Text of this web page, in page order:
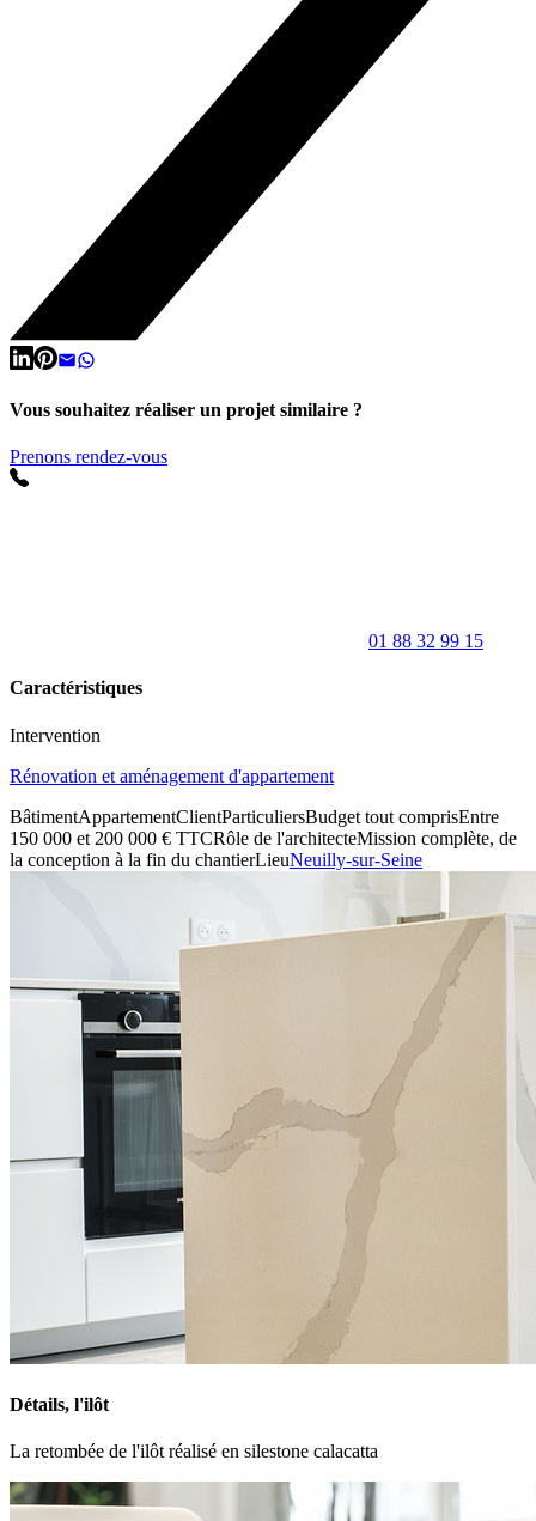
Vous souhaitez réaliser un projet similaire ?
Prenons rendez-vous
01 88 32 99 15
Caractéristiques
Intervention
Rénovation et aménagement d'appartement
BâtimentAppartementClientParticuliersBudget tout comprisEntre
150 000 et 200 000 € TTCRôle de l'architecteMission complète, de
la conception à la fin du chantierLieuNeuilly-sur-Seine
Détails, l'ilôt
La retombée de l'ilôt réalisé en silestone calacatta